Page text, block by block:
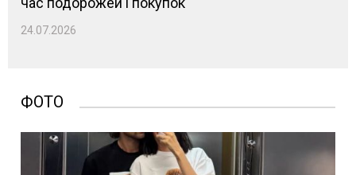
24.07.2026
ФОТО